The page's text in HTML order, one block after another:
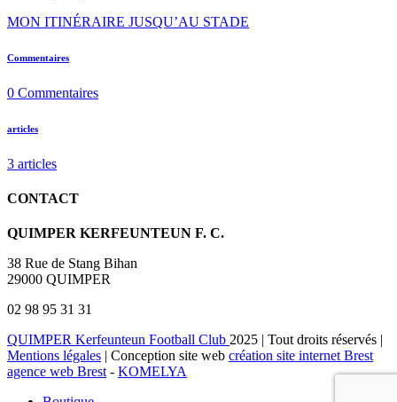
MON ITINÉRAIRE JUSQU’AU STADE
Commentaires
0 Commentaires
articles
3 articles
CONTACT
QUIMPER KERFEUNTEUN F. C.
38 Rue de Stang Bihan
29000 QUIMPER
02 98 95 31 31
QUIMPER Kerfeunteun Football Club 2025 | Tout droits réservés |
Mentions légales | Conception site web création site internet Brest
agence web Brest - KOMELYA